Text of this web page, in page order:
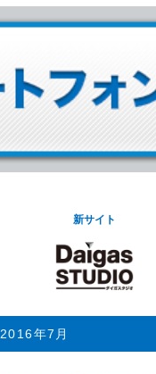
新サイト
2016年7月